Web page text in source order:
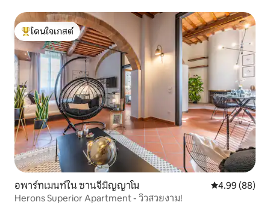
โดนใจเกสต์ที่สุด
โดนใจเกสต์
อพาร์ทเมนท์ใน ซานจีมิญญาโน คะแนนเฉลี่ย
4.99 (88)
Herons Superior Apartment - วิวสวยงาม!